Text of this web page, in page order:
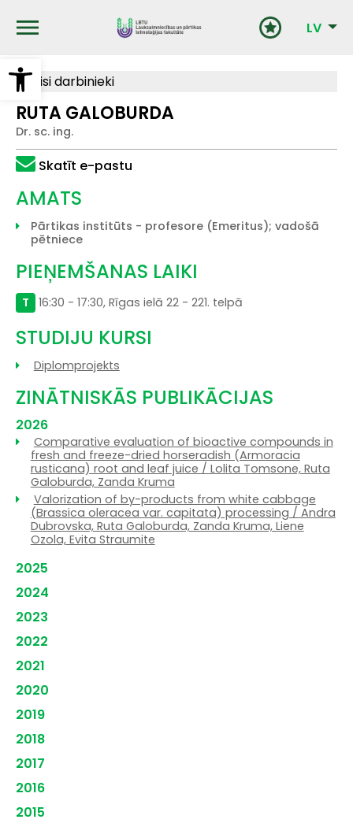
Open toolbar
galveno LV
Visi darbinieki
RUTA GALOBURDA
Dr. sc. ing.
Skatīt e-pastu
AMATS
Pārtikas institūts - profesore (Emeritus); vadošā
pētniece
PIEŅEMŠANAS LAIKI
T 16:30 - 17:30, Rīgas ielā 22 - 221. telpā
STUDIJU KURSI
Diplomprojekts
ZINĀTNISKĀS PUBLIKĀCIJAS
2026
Comparative evaluation of bioactive compounds in
fresh and freeze-dried horseradish (Armoracia
rusticana) root and leaf juice / Lolita Tomsone, Ruta
Galoburda, Zanda Kruma
Valorization of by-products from white cabbage
(Brassica oleracea var. capitata) processing / Andra
Dubrovska, Ruta Galoburda, Zanda Kruma, Liene
Ozola, Evita Straumite
2025
2024
2023
2022
2021
2020
2019
2018
2017
2016
2015